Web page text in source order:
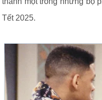
Tết 2025.